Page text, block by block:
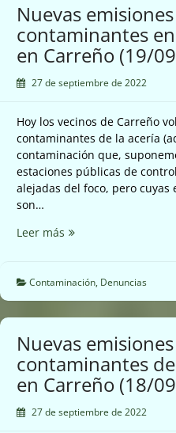
en
Gijón
(19/09/2022)
Nuevas emisiones
contaminantes
en Carreño (19/
27 de septiembre de 2022
Hoy los vecinos de Carreño
contaminantes de la acería
contaminación que,
estaciones públicas de
alejadas del foco, pero
son…
Leer más Nuevas
en
ArcelorMittal
en
(19/09/2022)
Contaminación, Denuncias
Nuevas emisiones
contaminantes
en Carreño (18/
27 de septiembre de 2022